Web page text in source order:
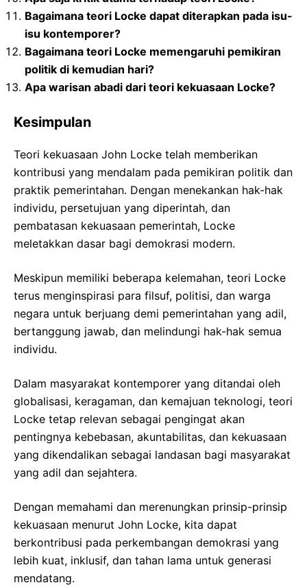
Bagaimana teori Locke dapat diterapkan pada isu-
isu kontemporer?
Bagaimana teori Locke memengaruhi pemikiran
politik di kemudian hari?
Apa warisan abadi dari teori kekuasaan Locke?
Kesimpulan
Teori kekuasaan John Locke telah memberikan
kontribusi yang mendalam pada pemikiran politik dan
praktik pemerintahan. Dengan menekankan hak-hak
individu, persetujuan yang diperintah, dan
pembatasan kekuasaan pemerintah, Locke
meletakkan dasar bagi demokrasi modern.
Meskipun memiliki beberapa kelemahan, teori Locke
terus menginspirasi para filsuf, politisi, dan warga
negara untuk berjuang demi pemerintahan yang adil,
bertanggung jawab, dan melindungi hak-hak semua
individu.
Dalam masyarakat kontemporer yang ditandai oleh
globalisasi, keragaman, dan kemajuan teknologi, teori
Locke tetap relevan sebagai pengingat akan
pentingnya kebebasan, akuntabilitas, dan kekuasaan
yang dikendalikan sebagai landasan bagi masyarakat
yang adil dan sejahtera.
Dengan memahami dan merenungkan prinsip-prinsip
kekuasaan menurut John Locke, kita dapat
berkontribusi pada perkembangan demokrasi yang
lebih kuat, inklusif, dan tahan lama untuk generasi
mendatang.